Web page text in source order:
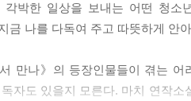
만 물이 많아도 금방 녹아 버릴
주었다. 그러면 어느새 햇빛 쪽으
곱 번째 이야기, 바질의 마음」에서
각박한 일상을 보내는 어떤 청소
금 나를 다독여 주고 따뜻하게 안
서 만나》의 등장인물들이 겪는
자도 있을지 모른다. 마치 연작